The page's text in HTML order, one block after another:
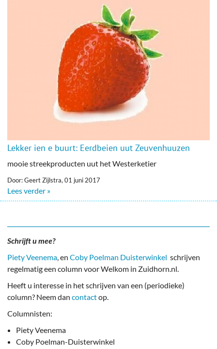
Lekker ien e buurt: Eerdbeien uut Zeuvenhuuzen
mooie streekproducten uut het Westerketier
Door: Geert Zijlstra, 01 juni 2017
Lees verder »
Schrijft u mee?
Piety Veenema, en Coby Poelman Duisterwinkel schrijven
regelmatig een column voor Welkom in Zuidhorn.nl.
Heeft u interesse in het schrijven van een (periodieke)
column? Neem dan contactop.
Columnisten:
Piety Veenema
Coby Poelman-Duisterwinkel